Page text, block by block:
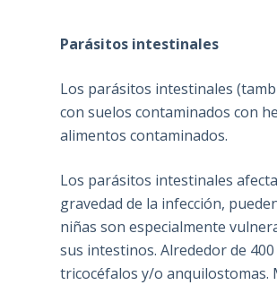
Parásitos intestinales
Los parásitos intestinales
con suelos contaminados con
alimentos contaminados.
Los parásitos intestinales
gravedad de la infección,
niñas son especialmente
sus intestinos. Alrededor de
tricocéfalos y/o anquilostomas.